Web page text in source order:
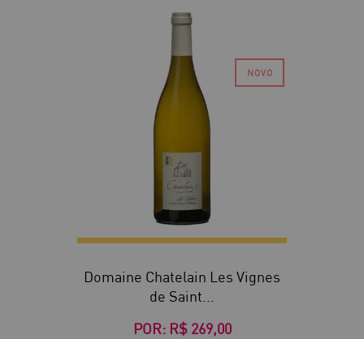
Domaine Chatelain Les Vignes
de Saint...
POR: R$ 269,00